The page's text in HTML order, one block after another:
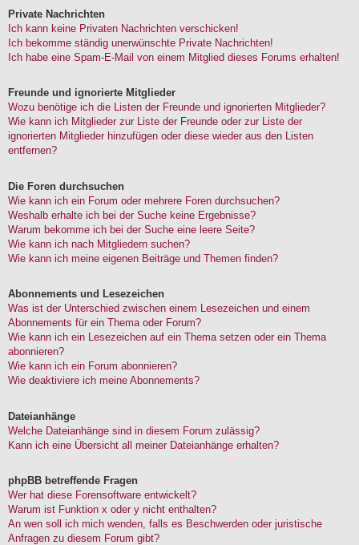
Private Nachrichten
Ich kann keine Privaten Nachrichten verschicken!
Ich bekomme ständig unerwünschte Private Nachrichten!
Ich habe eine Spam-E-Mail von einem Mitglied dieses Forums erhalten!
Freunde und ignorierte Mitglieder
Wozu benötige ich die Listen der Freunde und ignorierten Mitglieder?
Wie kann ich Mitglieder zur Liste der Freunde oder zur Liste der
ignorierten Mitglieder hinzufügen oder diese wieder aus den Listen
entfernen?
Die Foren durchsuchen
Wie kann ich ein Forum oder mehrere Foren durchsuchen?
Weshalb erhalte ich bei der Suche keine Ergebnisse?
Warum bekomme ich bei der Suche eine leere Seite?
Wie kann ich nach Mitgliedern suchen?
Wie kann ich meine eigenen Beiträge und Themen finden?
Abonnements und Lesezeichen
Was ist der Unterschied zwischen einem Lesezeichen und einem
Abonnements für ein Thema oder Forum?
Wie kann ich ein Lesezeichen auf ein Thema setzen oder ein Thema
abonnieren?
Wie kann ich ein Forum abonnieren?
Wie deaktiviere ich meine Abonnements?
Dateianhänge
Welche Dateianhänge sind in diesem Forum zulässig?
Kann ich eine Übersicht all meiner Dateianhänge erhalten?
phpBB betreffende Fragen
Wer hat diese Forensoftware entwickelt?
Warum ist Funktion x oder y nicht enthalten?
An wen soll ich mich wenden, falls es Beschwerden oder juristische
Anfragen zu diesem Forum gibt?